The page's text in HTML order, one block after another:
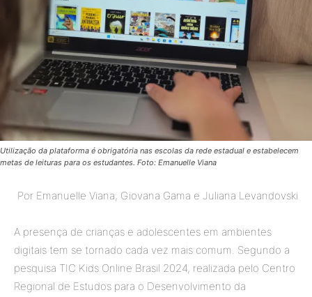
Utilização da plataforma é obrigatória nas escolas da rede estadual e estabelecem
metas de leituras para os estudantes. Foto: Emanuelle Viana
Por Emanuelle Viana, Giovana Gama e Juliana Levandovski
A presença de crianças e adolescentes em ambientes
digitais tem se tornado cada vez mais comum. Segundo a
pesquisa TIC Kids Online Brasil 2024, realizada pelo Centro
Regional de Estudos para o Desenvolvimento da